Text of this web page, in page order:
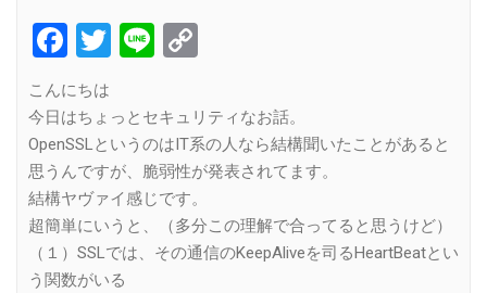
Facebook
Twitter
Line
こんにちは
今日はちょっとセキュリティなお話。
OpenSSLというのはIT系の人なら結構聞いたことがあると
思うんですが、脆弱性が発表されてます。
結構ヤヴァイ感じです。
超簡単にいうと、（多分この理解で合ってると思うけど）
（１）SSLでは、その通信のKeepAliveを司るHeartBeatとい
う関数がいる